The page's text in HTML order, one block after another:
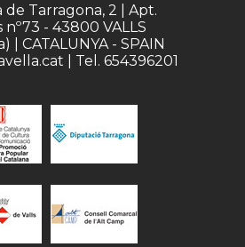
de Tarragona, 2 | Apt.
nº73 - 43800 VALLS
| CATALUNYA - SPAIN
| Tel. 654396201